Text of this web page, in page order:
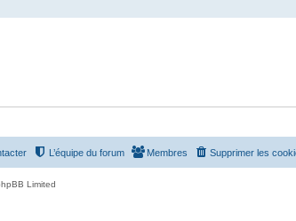
Supprimer les
Membres
L’équipe du forum
Limited